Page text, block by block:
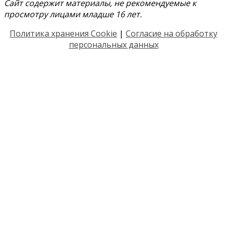
Сайт содержит материалы, не рекомендуемые к
просмотру лицами младше 16 лет.
Политика хранения Cookie | Согласие на обработку
персональных данных